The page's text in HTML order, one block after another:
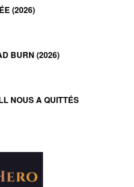
(2026)
BURN (2026)
NOUS A QUITTÉS